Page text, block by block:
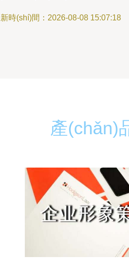
時(shí)間：2026-08-08 15:07:18
產(chǎn)